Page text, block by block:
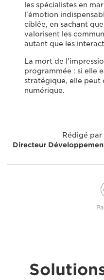
les spécialistes en
l'émotion
ciblée, en sachant
valorisent les
autant que les
La mort de
programmée : si elle
stratégique, elle peut
numérique.
Rédigé par
Directeur